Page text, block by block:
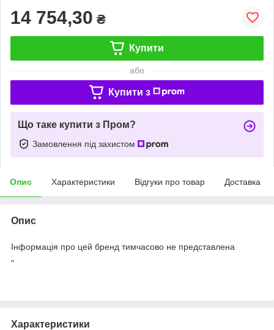
14 754,30 ₴
Купити
або
Купити з
Що таке купити з Пром?
Замовлення під захистом
Опис Характеристики Відгуки про товар Доставка
Опис
Інформація про цей бренд тимчасово не представлена
"
Характеристики